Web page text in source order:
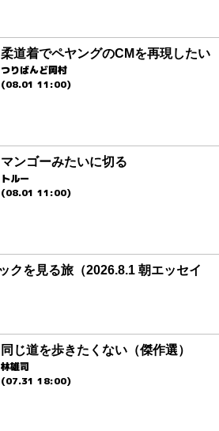
柔道着でペヤングのCMを再現したい
つりばんど岡村
(08.01 11:00)
マンゴーみたいに切る
トルー
(08.01 11:00)
クを見る旅（2026.8.1 朝エッセイ
同じ道を歩きたくない（傑作選）
林雄司
(07.31 18:00)